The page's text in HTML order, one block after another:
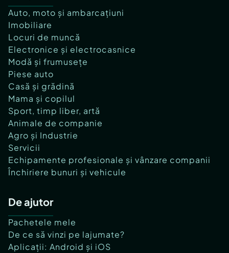
Auto, moto și ambarcațiuni
Imobiliare
Locuri de muncă
Electronice și electrocasnice
Modă și frumusețe
Piese auto
Casă și grădină
Mama și copilul
Sport, timp liber, artă
Animale de companie
Agro și Industrie
Servicii
Echipamente profesionale și vânzare companii
Închiriere bunuri și vehicule
De ajutor
Pachetele mele
De ce să vinzi pe lajumate?
Aplicații: Android și iOS